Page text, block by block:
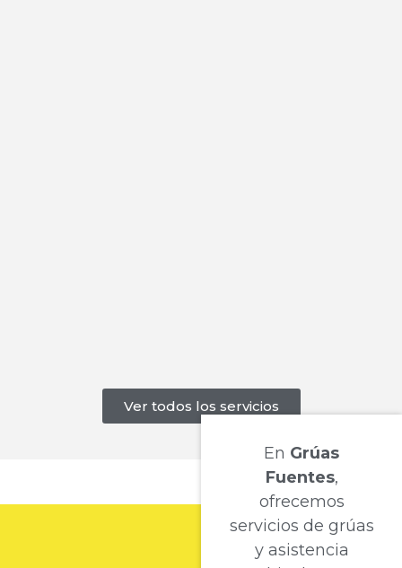
Ver todos los servicios
En Grúas
Fuentes,
ofrecemos
servicios de grúas
y asistencia